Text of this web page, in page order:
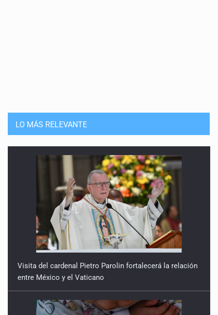
LO MÁS RELEVANTE
Visita del cardenal Pietro Parolin fortalecerá la relación
entre México y el Vaticano